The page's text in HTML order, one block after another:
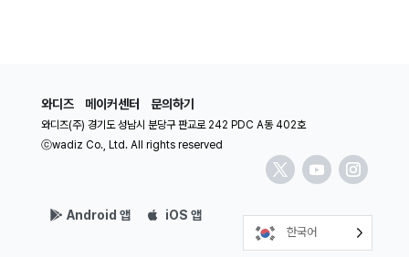
와디즈 메이커센터 문의하기
와디즈(주) 경기도 성남시 분당구 판교로 242 PDC A동 402호
ⓒwadiz Co., Ltd. All rights reserved
Android 앱 iOS 앱
한국어